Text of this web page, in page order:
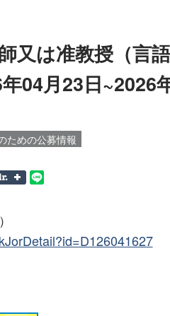
又は准教授（言
04月23日~2026
ための公募情報